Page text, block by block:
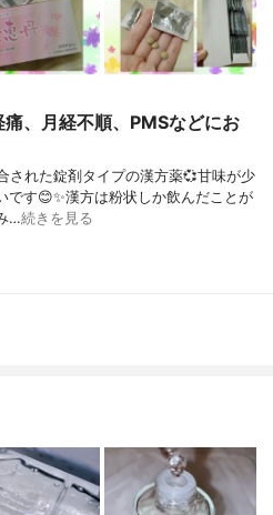
、月経不順、PMSなどにお
された錠剤タイプの漢方薬💞甘味が少
です😊✨漢方は粉状しか飲んだことが
…続きを見る